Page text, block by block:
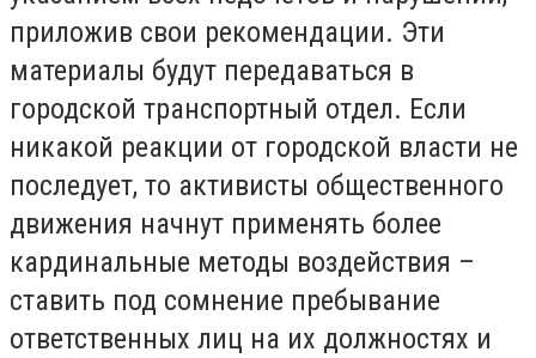
приложив свои рекомендации. Эти
материалы будут передаваться в
городской транспортный отдел. Если
никакой реакции от городской власти не
последует, то активисты общественного
движения начнут применять более
кардинальные методы воздействия –
ставить под сомнение пребывание
ответственных лиц на их должностях и